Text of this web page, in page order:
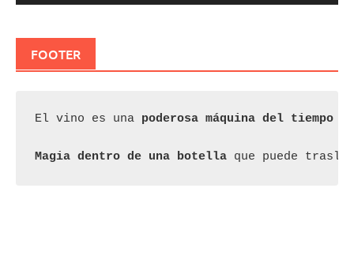
FOOTER
El vino es una poderosa máquina del tiempo
Magia dentro de una botella que puede